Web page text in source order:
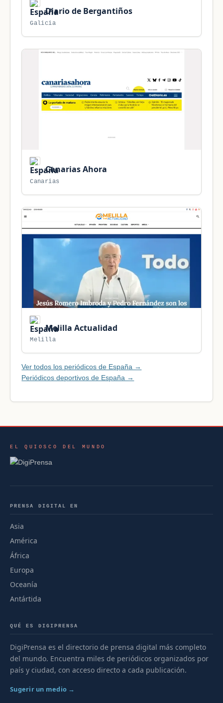
Diario de Bergantiños
Galicia
Canarias Ahora
Canarias
Melilla Actualidad
Melilla
Ver todos los periódicos de España →
Periódicos deportivos de España →
EL QUIOSCO DEL MUNDO
PRENSA DIGITAL EN
Asia
América
África
Europa
Oceanía
Antártida
QUÉ ES DIGIPRENSA
DigiPrensa es el directorio de prensa digital más completo
del mundo. Encuentra miles de periódicos organizados por
país y ciudad, con acceso directo a cada publicación.
Sugerir un medio →